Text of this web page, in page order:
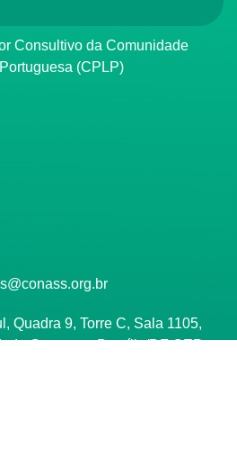
(CPLP)
Quadra 9, Torre C, Sala 1105,
Corporate Brasília/DF CEP: